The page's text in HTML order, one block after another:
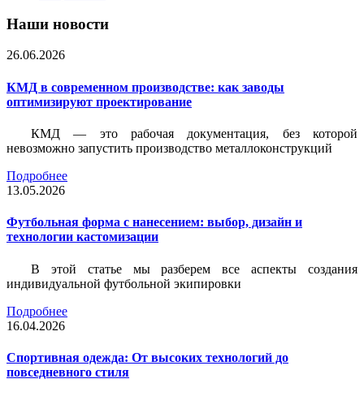
Наши новости
26.06.2026
КМД в современном производстве: как заводы
оптимизируют проектирование
КМД — это рабочая документация, без которой
невозможно запустить производство металлоконструкций
Подробнее
13.05.2026
Футбольная форма с нанесением: выбор, дизайн и
технологии кастомизации
В этой статье мы разберем все аспекты создания
индивидуальной футбольной экипировки
Подробнее
16.04.2026
Спортивная одежда: От высоких технологий до
повседневного стиля